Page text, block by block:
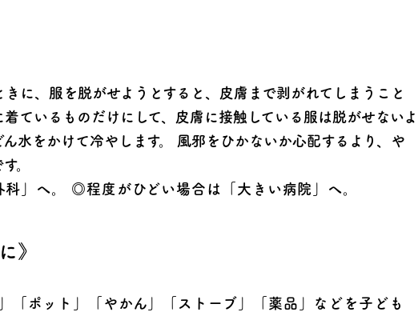
きに、服を脱がせようとすると、皮膚まで剥がれてしまうこと
ているものだけにして、皮膚に接触している服は脱がせないよ
水をかけて冷やします。 風邪をひかないか心配するより、や
。
」へ。 ◎程度がひどい場合は「大きい病院」へ。
》
「ポット」「やかん」「ストーブ」「薬品」などを子ども